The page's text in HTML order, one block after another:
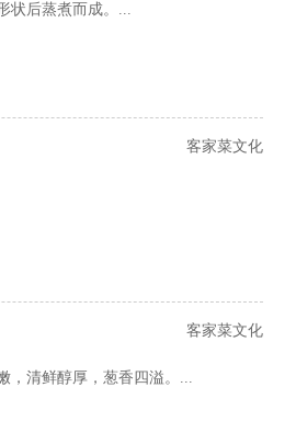
状后蒸煮而成。...
客家菜文化
客家菜文化
，清鲜醇厚，葱香四溢。...